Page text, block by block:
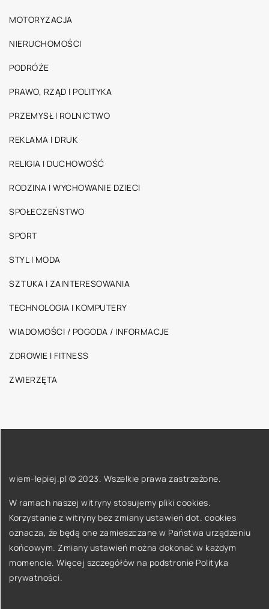
MOTORYZACJA
NIERUCHOMOŚCI
PODRÓŻE
PRAWO, RZĄD I POLITYKA
PRZEMYSŁ I ROLNICTWO
REKLAMA I DRUK
RELIGIA I DUCHOWOŚĆ
RODZINA I WYCHOWANIE DZIECI
SPOŁECZEŃSTWO
SPORT
STYL I MODA
SZTUKA I ZAINTERESOWANIA
TECHNOLOGIA I KOMPUTERY
WIADOMOŚCI / POGODA / INFORMACJE
ZDROWIE I FITNESS
ZWIERZĘTA
wiem-lepiej.pl © 2023. Wszelkie prawa zastrzeżone.
W ramach naszej witryny stosujemy pliki cookies.
Korzystanie z witryny bez zmiany ustawień dot. cookies
oznacza, że będą one zamieszczane w Państwa urządzeniu
końcowym. Zmiany ustawień można dokonać w każdym
momencie. Więcej szczegółów na podstronie Polityka
prywatności.